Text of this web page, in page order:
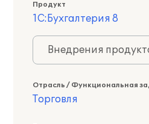
Продукт
1С:Бухгалтерия 8
Внедрения
Отрасль / Функциональная
Торговля